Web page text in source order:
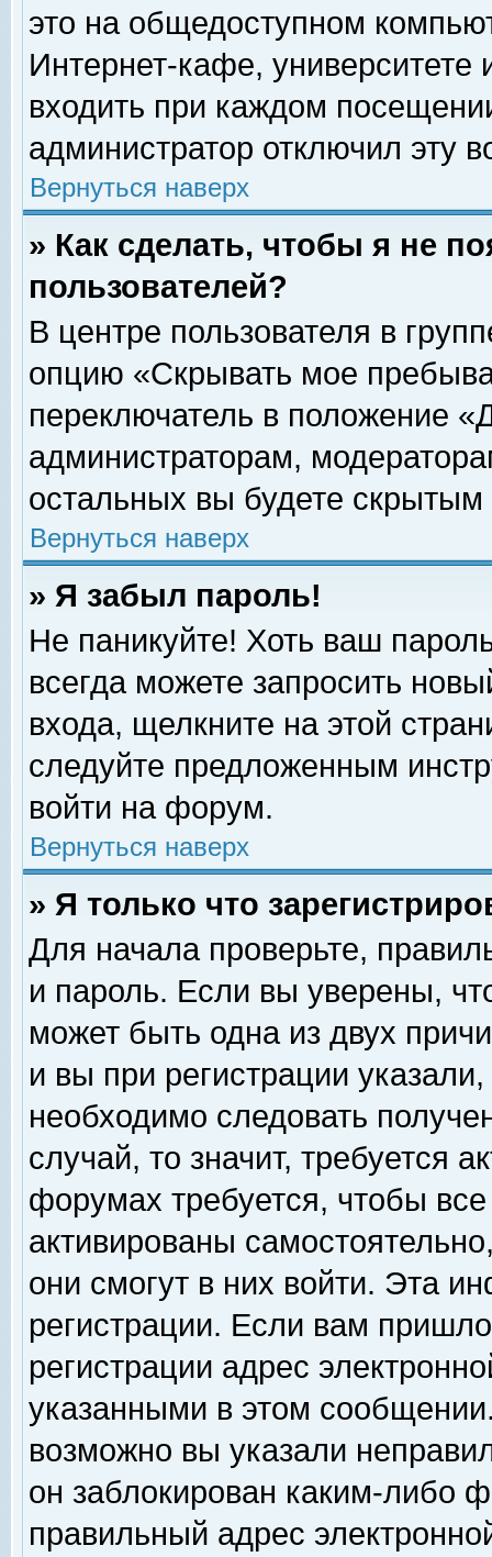
это на общедоступном
Интернет-кафе, университете
входить при каждом
администратор отключил эту
Вернуться наверх
» Как сделать, чтобы я не
пользователей?
В центре пользователя в
опцию «Скрывать мое
переключатель в положение
администраторам,
остальных вы будете скрытым
Вернуться наверх
» Я забыл пароль!
Не паникуйте! Хоть ваш
всегда можете запросить
входа, щелкните на этой
следуйте предложенным
войти на форум.
Вернуться наверх
» Я только что
Для начала проверьте,
и пароль. Если вы уверены,
может быть одна из двух
и вы при регистрации
необходимо следовать
случай, то значит, требуется
форумах требуется, чтобы
активированы
они смогут в них войти. Эта
регистрации. Если вам
регистрации адрес
указанными в этом
возможно вы указали
он заблокирован каким-либо
правильный адрес